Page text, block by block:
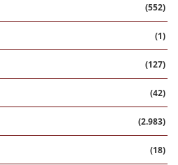
(552)
(1)
(127)
(42)
(2.983)
(18)